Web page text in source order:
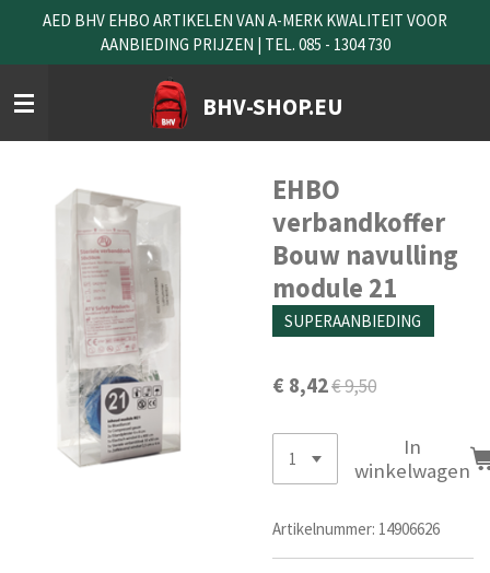
naar
de
hoofdinhoud
BHV-SHOP.EU
AED BHV EHBO ARTIKELEN VAN A-MERK KWALITEIT VOOR
AANBIEDING PRIJZEN | TEL. 085 - 1304 730
EHBO
verbandkoffer
Bouw navulling
module 21
SUPERAANBIEDING
€ 8,42€ 9,50
In
winkelwagen
Artikelnummer: 14906626